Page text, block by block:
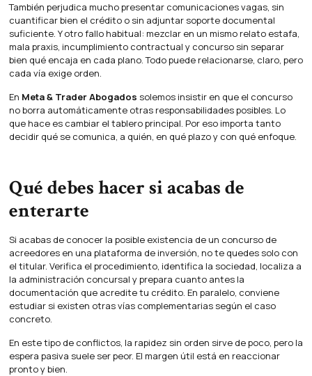
También perjudica mucho presentar comunicaciones vagas, sin
cuantificar bien el crédito o sin adjuntar soporte documental
suficiente. Y otro fallo habitual: mezclar en un mismo relato estafa,
mala praxis, incumplimiento contractual y concurso sin separar
bien qué encaja en cada plano. Todo puede relacionarse, claro, pero
cada vía exige orden.
En Meta & Trader Abogados solemos insistir en que el concurso
no borra automáticamente otras responsabilidades posibles. Lo
que hace es cambiar el tablero principal. Por eso importa tanto
decidir qué se comunica, a quién, en qué plazo y con qué enfoque.
Qué debes hacer si acabas de
enterarte
Si acabas de conocer la posible existencia de un concurso de
acreedores en una plataforma de inversión, no te quedes solo con
el titular. Verifica el procedimiento, identifica la sociedad, localiza a
la administración concursal y prepara cuanto antes la
documentación que acredite tu crédito. En paralelo, conviene
estudiar si existen otras vías complementarias según el caso
concreto.
En este tipo de conflictos, la rapidez sin orden sirve de poco, pero la
espera pasiva suele ser peor. El margen útil está en reaccionar
pronto y bien.